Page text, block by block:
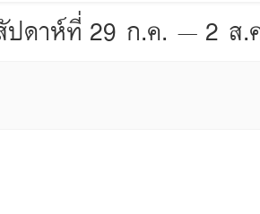
ปดาห์ที่ 29 ก.ค. – 2 ส.